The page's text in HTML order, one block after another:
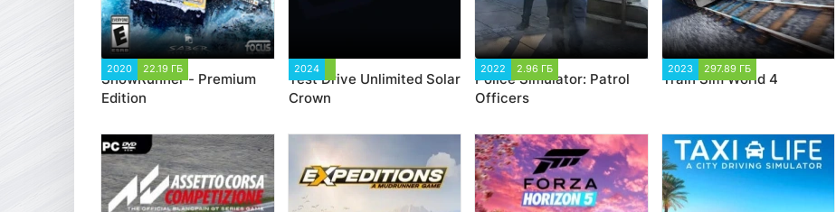
2020 22.19 ГБ
SnowRunner - Premium
Edition
2024
Test Drive Unlimited Solar
Crown
2022 2.96 ГБ
Police Simulator: Patrol
Officers
2023 297.89 ГБ
Train Sim World 4